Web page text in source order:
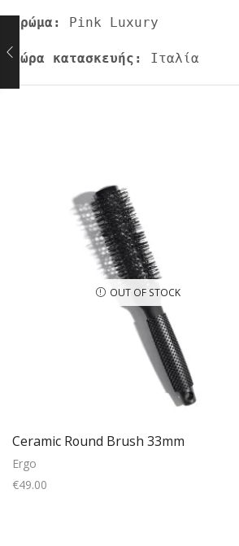
Χρώμα: Pink Luxury
Χώρα κατασκευής: Ιταλία
OUT OF STOCK
Ceramic Round Brush 33mm
Ergo
€49.00